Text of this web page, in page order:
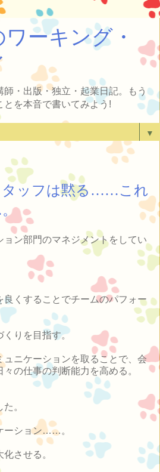
ーキング・
・出版・独立・起業日記。もう
を本音で書いてみよう!
▼
タッフは黙る……これ
ン部門のマネジメントをしてい
良くすることでチームのパフォー
くりを目指す。
ュニケーションを取ることで、会
の仕事の判断能力を高める。
。
ーション……。
させる。